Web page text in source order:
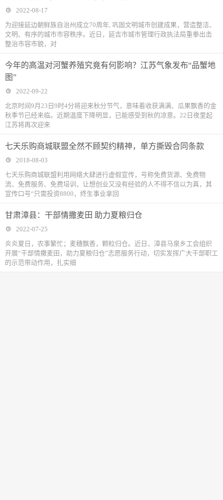
2022-08-17
为迎接延边朝鲜族自治州成立70周年, 巩固文明城市创建成果，营造整洁、
文明、有序的城市市容秩序。近日，延吉市城市管理行政执法局重拳出击
整治市容市貌，对
今年的高温对河蟹养殖究竟有何影响？江苏气象发布“品蟹地
图”
2022-09-22
北京时间9月23日9时4分将迎来秋分节气，意味着收获满满、瓜果飘香的金
秋季节已经来临。近期温度下降明显，已能感受到秋的凉意。22日夜里起
江苏将再次迎来
七天乐购商城联盟全然不顾契约精神，单方撕毁合同条款
2018-08-03
七天乐购商城联盟利用网络大肆进行虚假宣传，号称免费货源、免费物
流、免费服务、免费培训，让想创业又没有经验的人不得不信以为真，其
宣传口号“只需投资8800，终生事业拿回
甘肃漳县：干部情撒麦田 助力夏粮归仓
2022-07-25
炎炎夏日，农事繁忙；麦穗飘香，颗粒归仓。近日，漳县马泉乡工会组织
开展“干部情撒麦田，助力夏粮归仓”志愿服务行动，切实发挥广大干部职工
的示范带动作用，扎实细